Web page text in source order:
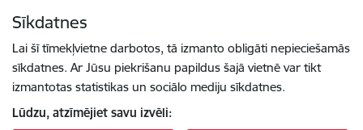
Sīkdatnes
Lai šī tīmekļvietne darbotos, tā izmanto obligāti nepieciešamās
sīkdatnes. Ar Jūsu piekrišanu papildus šajā vietnē var tikt
izmantotas statistikas un sociālo mediju sīkdatnes.
Lūdzu, atzīmējiet savu izvēli: